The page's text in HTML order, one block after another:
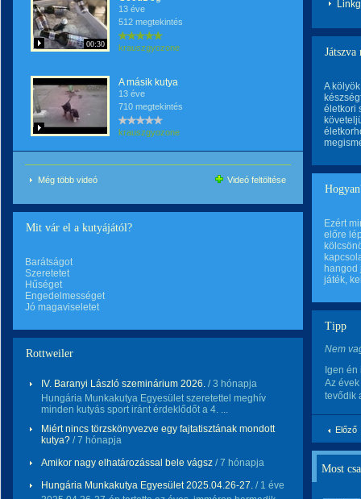
00:30
13 éve
512 megtekintés
krauszgyozone
A másik kutya
13 éve
710 megtekintés
krauszgyozone
Még több videó Videó feltöltése
Mit vár el a kutyájától?
Barátságot
Szeretetet
Hűséget
Engedelmességet
Jó magaviseletet
Rottweiler
IV. Baranyi László szeminárium 2026. / 3 hónapja
Hungária Munkakutya Egyesület szeretettel meghív
minden kutyás sport iránt érdeklődőt a 4. ...
Miért nincs törzskönyvezve egy fajtatisztának mondott
kutya? / 7 hónapja
Amikor nagy elhatározással bele vágsz / 7 hónapja
Hungária Munkakutya Egyesület 2025.04.26-27. / 1 éve
A
életkori
Ezért
előre
hangod
játék,
Tipp
Nem
Igen
Az
tevődik
Előző
Most